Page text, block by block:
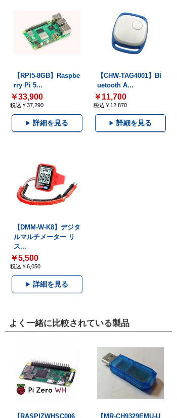
【RPI5-8GB】Raspbe
rry Pi 5...
￥33,900
税込￥37,290
詳細を見る
【CHW-TAG4001】Bl
uetooth A...
￥11,700
税込￥12,870
詳細を見る
【DMM-W-K8】デジタ
ルマルチメーター リ
ス...
￥5,500
税込￥6,050
詳細を見る
よく一緒に比較されている製品
【RASPIZWHSC006 【MR-CH9329EMU-U